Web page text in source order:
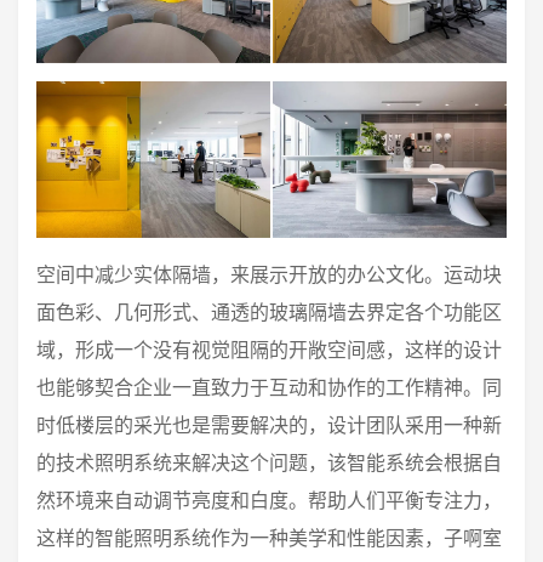
空间中减少实体隔墙，来展示开放的办公文化。运动块
面色彩、几何形式、通透的玻璃隔墙去界定各个功能区
域，形成一个没有视觉阻隔的开敞空间感，这样的设计
也能够契合企业一直致力于互动和协作的工作精神。同
时低楼层的采光也是需要解决的，设计团队采用一种新
的技术照明系统来解决这个问题，该智能系统会根据自
然环境来自动调节亮度和白度。帮助人们平衡专注力，
这样的智能照明系统作为一种美学和性能因素，子啊室